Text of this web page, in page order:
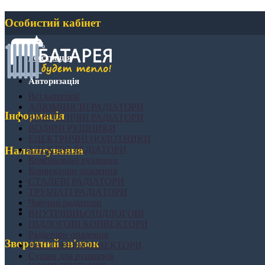
Особистий кабінет
Реєстрація
Авторизація
Інформація
Налаштування
Зворотний зв'язок
БІМЕТАЛІЧНІ РАДІАТОРИ
ЕЛЕКТРО РАДІАТОРИ
Комбіновані рушники
НАСТІННІ КОНВЕКТОРИ